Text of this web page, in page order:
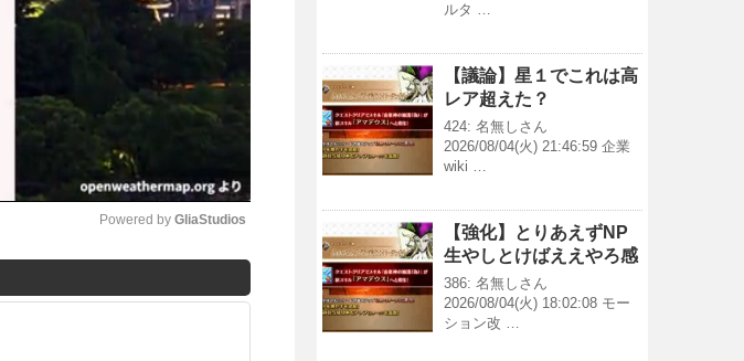
Powered by GliaStudios
ルタ …
【議論】星１でこれは高
レア超えた？
424: 名無しさん
2026/08/04(火) 21:46:59 企業
wiki …
【強化】とりあえずNP
生やしとけばええやろ感
386: 名無しさん
2026/08/04(火) 18:02:08 モー
ション改 …